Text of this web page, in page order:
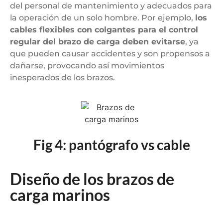
del personal de mantenimiento y adecuados para
la operación de un solo hombre. Por ejemplo, los
cables flexibles con colgantes para el control
regular del brazo de carga deben evitarse, ya
que pueden causar accidentes y son propensos a
dañarse, provocando así movimientos
inesperados de los brazos.
Fig 4: pantógrafo vs cable
Diseño de los brazos de
carga marinos